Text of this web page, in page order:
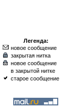
Легенда:
новое сообщение
закрытая нитка
новое сообщение
в закрытой нитке
старое сообщение